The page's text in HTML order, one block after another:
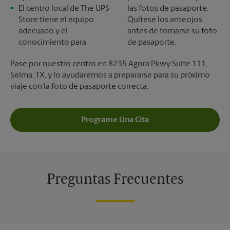
El centro local de The UPS
Store tiene el equipo
adecuado y el
conocimiento para
las fotos de pasaporte.
Quítese los anteojos
antes de tomarse su foto
de pasaporte.
Pase por nuestro centro en 8235 Agora Pkwy Suite 111,
Selma, TX, y lo ayudaremos a prepararse para su próximo
viaje con la foto de pasaporte correcta.
Programe Una Cita
Preguntas Frecuentes